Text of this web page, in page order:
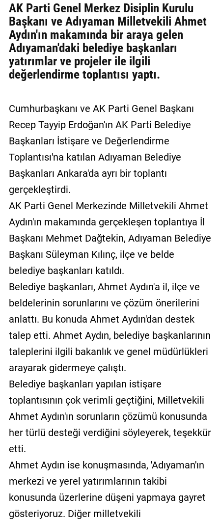
Künye
İletişim
Gizlilik
Sözleşmesi
Sözleşmesi
AK Parti Genel Merkez Disiplin Kurulu
Başkanı ve Adıyaman Milletvekili Ahmet
Aydın'ın makamında bir araya gelen
Adıyaman'daki belediye başkanları
yatırımlar ve projeler ile ilgili
değerlendirme toplantısı yaptı.
Cumhurbaşkanı ve AK Parti Genel Başkanı
Recep Tayyip Erdoğan'ın AK Parti Belediye
Başkanları İstişare ve Değerlendirme
Toplantısı'na katılan Adıyaman Belediye
Başkanları Ankara'da ayrı bir toplantı
gerçekleştirdi.
AK Parti Genel Merkezinde Milletvekili Ahmet
Aydın'ın makamında gerçekleşen toplantıya İl
Başkanı Mehmet Dağtekin, Adıyaman Belediye
Başkanı Süleyman Kılınç, ilçe ve belde
belediye başkanları katıldı.
Belediye başkanları, Ahmet Aydın'a il, ilçe ve
beldelerinin sorunlarını ve çözüm önerilerini
anlattı. Bu konuda Ahmet Aydın'dan destek
talep etti. Ahmet Aydın, belediye başkanlarının
taleplerini ilgili bakanlık ve genel müdürlükleri
arayarak gidermeye çalıştı.
Belediye başkanları yapılan istişare
toplantısının çok verimli geçtiğini, Milletvekili
Ahmet Aydın'ın sorunların çözümü konusunda
her türlü desteği verdiğini söyleyerek, teşekkür
etti.
Ahmet Aydın ise konuşmasında, 'Adıyaman'ın
merkezi ve yerel yatırımlarının takibi
konusunda üzerlerine düşeni yapmaya gayret
gösteriyoruz. Diğer milletvekili